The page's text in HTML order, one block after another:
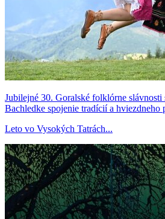
Jubilejné 30. Goralské folklórne
Bachledke spojenie tradícií a hviezdneho
Leto vo Vysokých Tatrách...